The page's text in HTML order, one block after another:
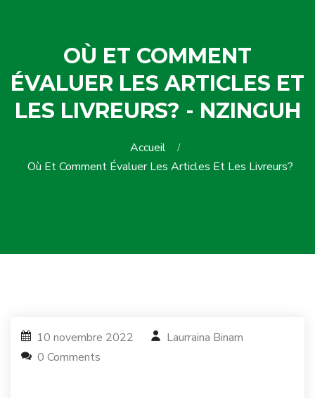
OÙ ET COMMENT
ÉVALUER LES ARTICLES ET
LES LIVREURS? - NZINGUH
Accueil
Où Et Comment Évaluer Les Articles Et Les Livreurs?
10 novembre 2022
Laurraina Binam
0 Comments